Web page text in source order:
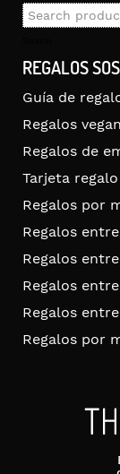
Search
REGALOS
Guía de
Regalos
Regalos de
Tarjeta
Regalos por
Regalos
Regalos
Regalos
Regalos
Regalos por